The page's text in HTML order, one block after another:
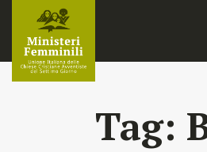
Tag: